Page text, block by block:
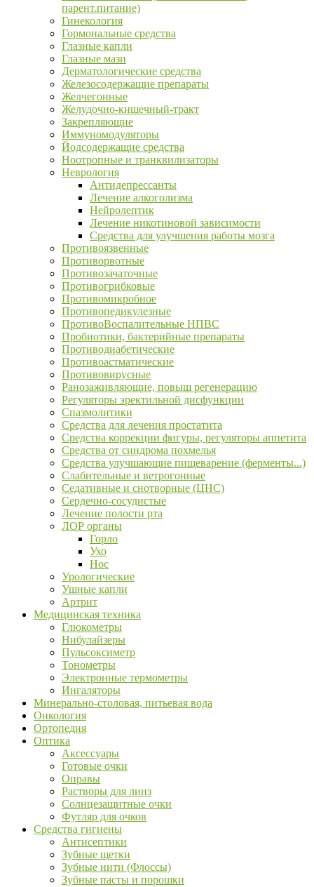
парент.питание)
Гинекология
Гормональные средства
Глазные капли
Глазные мази
Дерматологические средства
Железосодержащие препараты
Желчегонные
Желудочно-кишечный-тракт
Закрепляющие
Иммуномодуляторы
Йодсодержащие средства
Ноотропные и транквилизаторы
Неврология
Антидепрессанты
Лечение алкоголизма
Нейролептик
Лечение никотиновой зависимости
Средства для улучшения работы мозга
Противоязвенные
Противорвотные
Противозачаточные
Противогрибковые
Противомикробное
Противопедикулезные
ПротивоВоспалительные НПВС
Пробиотики, бактерийные препараты
Противодиабетические
Противоастматические
Противовирусные
Ранозаживляющие, повыш регенерацию
Регуляторы эректильной дисфункции
Спазмолитики
Средства для лечения простатита
Средства коррекции фигуры, регуляторы аппетита
Средства от синдрома похмелья
Средства улучшающие пищеварение (ферменты...)
Слабительные и ветрогонные
Седативные и снотворные (ЦНС)
Сердечно-сосудистые
Лечение полости рта
ЛОР органы
Горло
Ухо
Нос
Урологические
Ушные капли
Артрит
Медицинская техника
Глюкометры
Нибулайзеры
Пульсоксиметр
Тонометры
Электронные термометры
Ингаляторы
Минерально-столовая, питьевая вода
Онкология
Ортопедия
Оптика
Аксессуары
Готовые очки
Оправы
Растворы для линз
Солнцезащитные очки
Футляр для очков
Средства гигиены
Антисептики
Зубные щетки
Зубные нити (Флоссы)
Зубные пасты и порошки